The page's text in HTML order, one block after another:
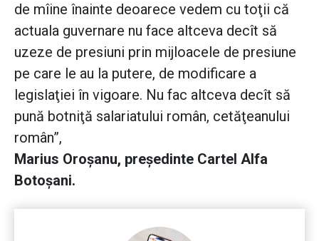
de mîine înainte deoarece vedem cu toţii că
actuala guvernare nu face altceva decît să
uzeze de presiuni prin mijloacele de presiune
pe care le au la putere, de modificare a
legislaţiei în vigoare. Nu fac altceva decît să
pună botniţă salariatului român, cetăţeanului
român”,
Marius Oroşanu, preşedinte Cartel Alfa
Botoşani.